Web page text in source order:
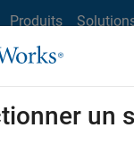
Produits
MathWorks
Adresses de
un